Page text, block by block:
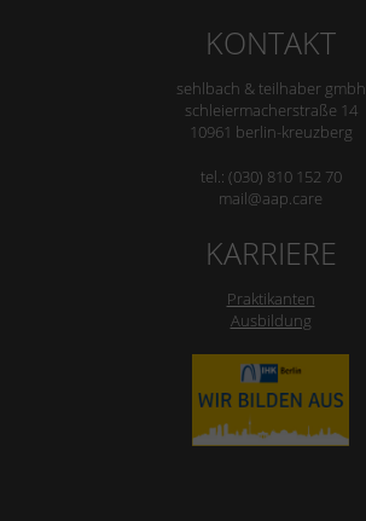
KONTAKT
sehlbach & teilhaber gmbh
schleiermacherstraße 14
10961 berlin-kreuzberg
tel.: (030) 810 152 70
mail@aap.care
KARRIERE
Praktikanten
Ausbildung